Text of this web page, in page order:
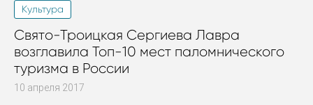
Культура
Свято-Троицкая Сергиева Лавра
возглавила Топ-10 мест паломнического
туризма в России
10 апреля 2017